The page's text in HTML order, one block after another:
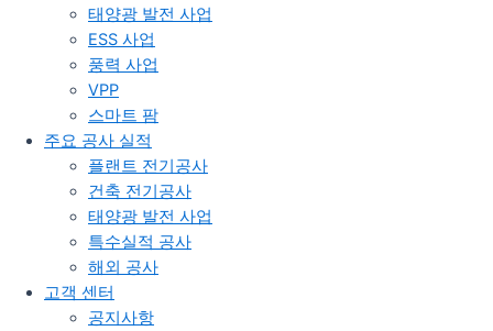
태양광 발전 사업
ESS 사업
풍력 사업
VPP
스마트 팜
주요 공사 실적
플랜트 전기공사
건축 전기공사
태양광 발전 사업
특수실적 공사
해외 공사
고객 센터
공지사항